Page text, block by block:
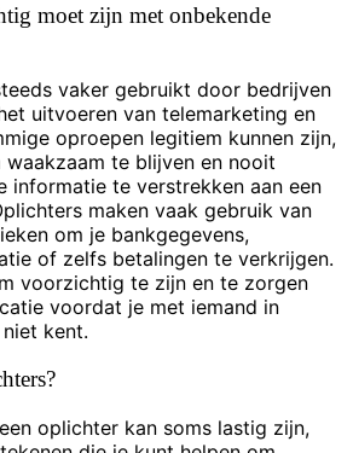
moet zijn met onbekende
vaker gebruikt door bedrijven
uitvoeren van telemarketing en
oproepen legitiem kunnen zijn,
te blijven en nooit
informatie te verstrekken aan een
maken vaak gebruik van
om je bankgegevens,
of zelfs betalingen te verkrijgen.
voorzichtig te zijn en te zorgen
voordat je met iemand in
kent.
oplichter kan soms lastig zijn,